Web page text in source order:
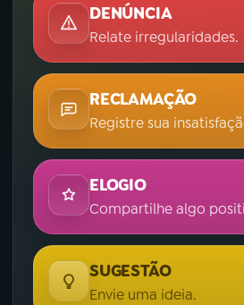
DENÚNCIA
Relate irregularidades.
RECLAMAÇÃO
Registre sua
ELOGIO
Compartilhe algo
SUGESTÃO
Envie uma ideia.